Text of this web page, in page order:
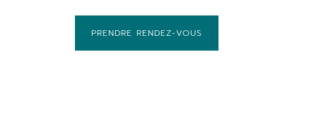
PRENDRE RENDEZ-VOUS